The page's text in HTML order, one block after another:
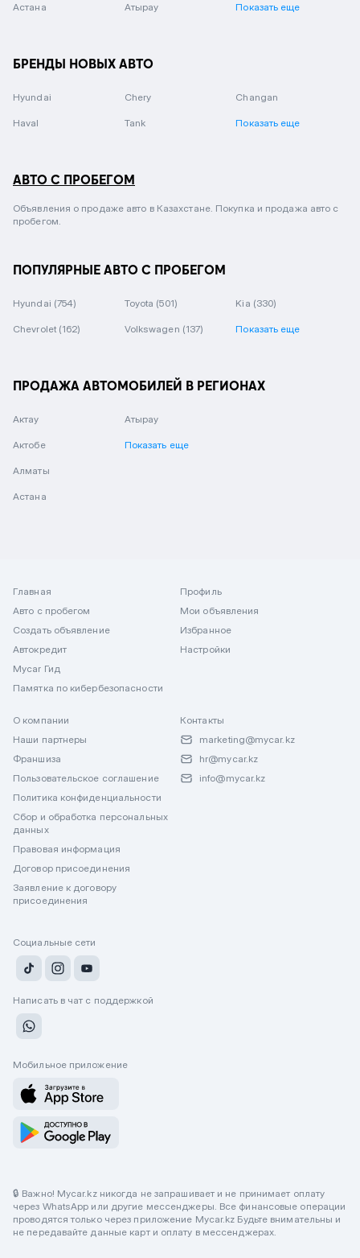
Астана Атырау Показать еще
БРЕНДЫ НОВЫХ АВТО
Hyundai Chery Changan
Haval Tank Показать еще
АВТО С ПРОБЕГОМ
Объявления о продаже авто в Казахстане. Покупка и продажа авто с
пробегом.
ПОПУЛЯРНЫЕ АВТО С ПРОБЕГОМ
Hyundai (754) Toyota (501) Kia (330)
Chevrolet (162) Volkswagen (137) Показать еще
ПРОДАЖА АВТОМОБИЛЕЙ В РЕГИОНАХ
Актау
Актобе
Алматы
Астана
Атырау
Показать еще
Главная
Авто с пробегом
Создать объявление
Автокредит
Mycar Гид
Памятка по кибербезопасности
Профиль
Мои объявления
Избранное
Настройки
О компании
Наши партнеры
Франшиза
Пользовательское соглашение
Политика конфиденциальности
Сбор и обработка персональных
данных
Правовая информация
Договор присоединения
Заявление к договору
присоединения
Контакты
marketing@mycar.kz
hr@mycar.kz
info@mycar.kz
Социальные сети
Написать в чат с поддержкой
Мобильное приложение
🔒 Важно! Mycar.kz никогда не запрашивает и не принимает оплату
через WhatsApp или другие мессенджеры. Все финансовые операции
проводятся только через приложение Mycar.kz Будьте внимательны и
не передавайте данные карт и оплату в мессенджерах.